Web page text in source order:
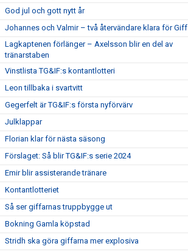
God jul och gott nytt år
Johannes och Valmir – två återvändare klara för Giff
Lagkaptenen förlänger – Axelsson blir en del av
tränarstaben
Vinstlista TG&IF:s kontantlotteri
Leon tillbaka i svartvitt
Gegerfelt är TG&IF:s första nyförvärv
Julklappar
Florian klar för nästa säsong
Förslaget: Så blir TG&IF:s serie 2024
Emir blir assisterande tränare
Kontantlotteriet
Så ser giffarnas truppbygge ut
Bokning Gamla köpstad
Stridh ska göra giffarna mer explosiva